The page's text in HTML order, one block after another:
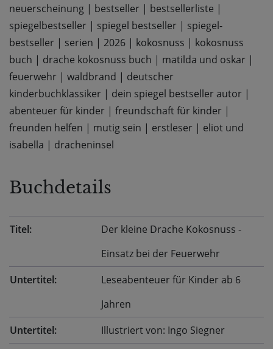
neuerscheinung | bestseller | bestsellerliste |
spiegelbestseller | spiegel bestseller | spiegel-
bestseller | serien | 2026 | kokosnuss | kokosnuss
buch | drache kokosnuss buch | matilda und oskar |
feuerwehr | waldbrand | deutscher
kinderbuchklassiker | dein spiegel bestseller autor |
abenteuer für kinder | freundschaft für kinder |
freunden helfen | mutig sein | erstleser | eliot und
isabella | dracheninsel
Buchdetails
Titel:
Der kleine Drache Kokosnuss -
Einsatz bei der Feuerwehr
Untertitel:
Leseabenteuer für Kinder ab 6
Jahren
Untertitel:
Illustriert von: Ingo Siegner